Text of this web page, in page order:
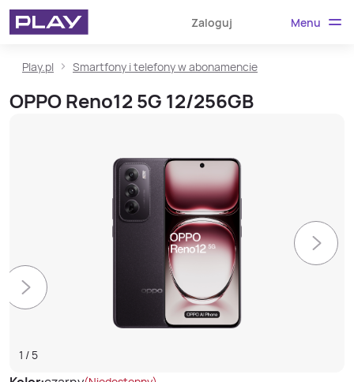
Zaloguj Menu
Play.pl Smartfony i telefony w abonamencie
OPPO Reno12 5G 12/256GB
1 /5